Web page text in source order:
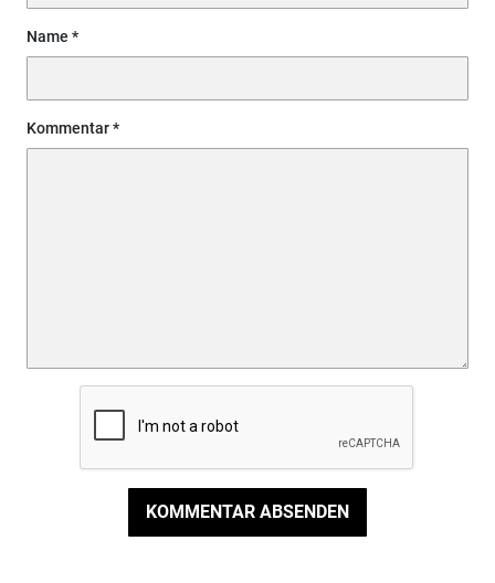
Name
Kommentar
KOMMENTAR ABSENDEN